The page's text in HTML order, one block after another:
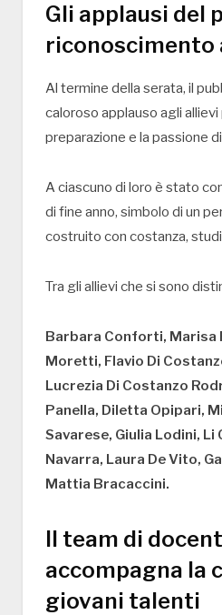
Gli applausi del
riconoscimento
Al termine della serata, il
caloroso applauso agli allievi
preparazione e la passione
A ciascuno di loro è stato
di fine anno, simbolo di un
costruito con costanza,
Tra gli allievi che si sono
Barbara Conforti, Marisa
Moretti, Flavio Di
Lucrezia Di Costanzo
Panella, Diletta Opipari,
Savarese, Giulia Lodini, Li
Navarra, Laura De Vito,
Mattia Bracaccini.
Il team di
accompagna la
giovani talenti